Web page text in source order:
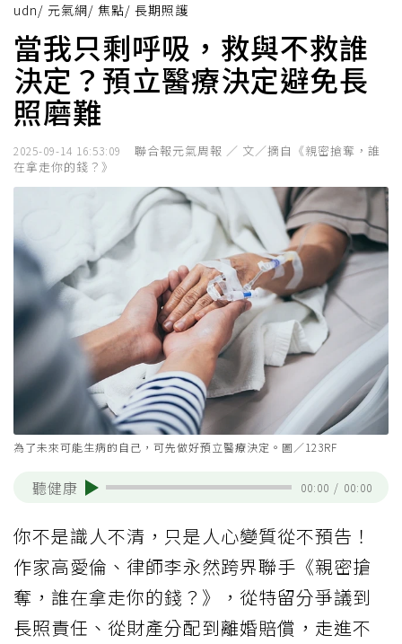
udn/ 元氣網/ 焦點/ 長期照護
當我只剩呼吸，救與不救誰
決定？預立醫療決定避免長
照磨難
2025-09-14 16:53:09
聯合報元氣周報 ／ 文／摘自《親密搶奪，誰
在拿走你的錢？》
為了未來可能生病的自己，可先做好預立醫療決定。圖／123RF
聽健康 00:00 / 00:00
你不是識人不清，只是人心變質從不預告！
作家高愛倫、律師李永然跨界聯手《親密搶
奪，誰在拿走你的錢？》，從特留分爭議到
長照責任、從財產分配到離婚賠償，走進不